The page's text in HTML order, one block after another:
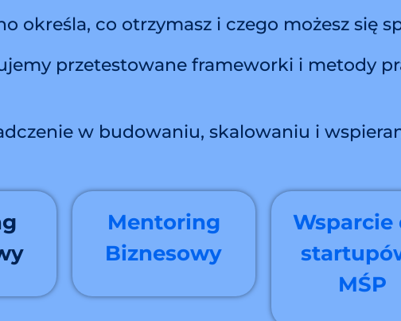
określa, co otrzymasz i czego możesz się
przetestowane frameworki i metody
w budowaniu, skalowaniu i
Mentoring
Biznesowy
Wsparcie
MŚP